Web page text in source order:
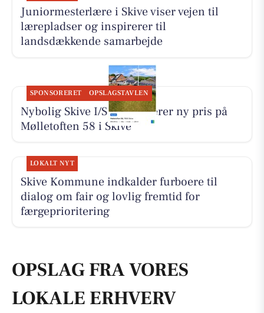
Juniormesterlære i Skive viser vejen til
lærepladser og inspirerer til
landsdækkende samarbejde
SPONSORERET OPSLAGSTAVLEN
Nybolig Skive I/S præsenterer ny pris på
Mølletoften 58 i Skive
LOKALT NYT
Skive Kommune indkalder furboere til
dialog om fair og lovlig fremtid for
færgeprioritering
OPSLAG FRA VORES
LOKALE ERHVERV